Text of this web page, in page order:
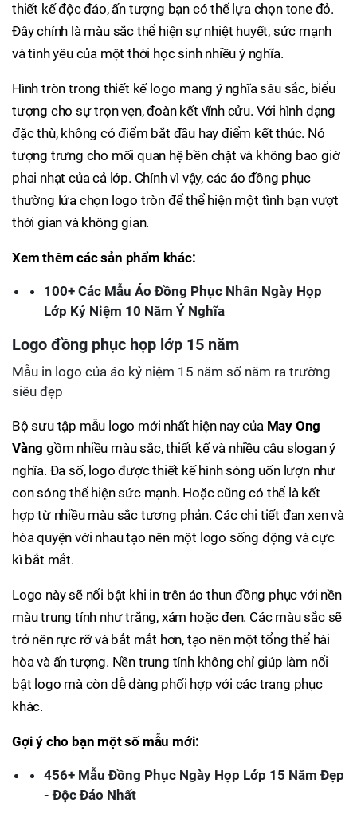
thiết kế độc đáo, ấn tượng bạn có thể lựa chọn tone đỏ.
Đây chính là màu sắc thể hiện sự nhiệt huyết, sức mạnh
và tình yêu của một thời học sinh nhiều ý nghĩa.
Hình tròn trong thiết kế logo mang ý nghĩa sâu sắc, biểu
tượng cho sự trọn vẹn, đoàn kết vĩnh cửu. Với hình dạng
đặc thù, không có điểm bắt đầu hay điểm kết thúc. Nó
tượng trưng cho mối quan hệ bền chặt và không bao giờ
phai nhạt của cả lớp. Chính vì vậy, các áo đồng phục
thường lửa chọn logo tròn để thể hiện một tình bạn vượt
thời gian và không gian.
Xem thêm các sản phẩm khác:
100+ Các Mẫu Áo Đồng Phục Nhân Ngày Họp
Lớp Kỷ Niệm 10 Năm Ý Nghĩa
Logo đồng phục họp lớp 15 năm
Mẫu in logo của áo kỷ niệm 15 năm số năm ra trường
siêu đẹp
Bộ sưu tập mẫu logo mới nhất hiện nay của May Ong
Vàng gồm nhiều màu sắc, thiết kế và nhiều câu slogan ý
nghĩa. Đa số, logo được thiết kế hình sóng uốn lượn như
con sóng thể hiện sức mạnh. Hoặc cũng có thể là kết
hợp từ nhiều màu sắc tương phản. Các chi tiết đan xen và
hòa quyện với nhau tạo nên một logo sống động và cực
kì bắt mắt.
Logo này sẽ nổi bật khi in trên áo thun đồng phục với nền
màu trung tính như trắng, xám hoặc đen. Các màu sắc sẽ
trở nên rực rỡ và bắt mắt hơn, tạo nên một tổng thể hài
hòa và ấn tượng. Nền trung tính không chỉ giúp làm nổi
bật logo mà còn dễ dàng phối hợp với các trang phục
khác.
Gợi ý cho bạn một số mẫu mới:
456+ Mẫu Đồng Phục Ngày Họp Lớp 15 Năm Đẹp
- Độc Đáo Nhất